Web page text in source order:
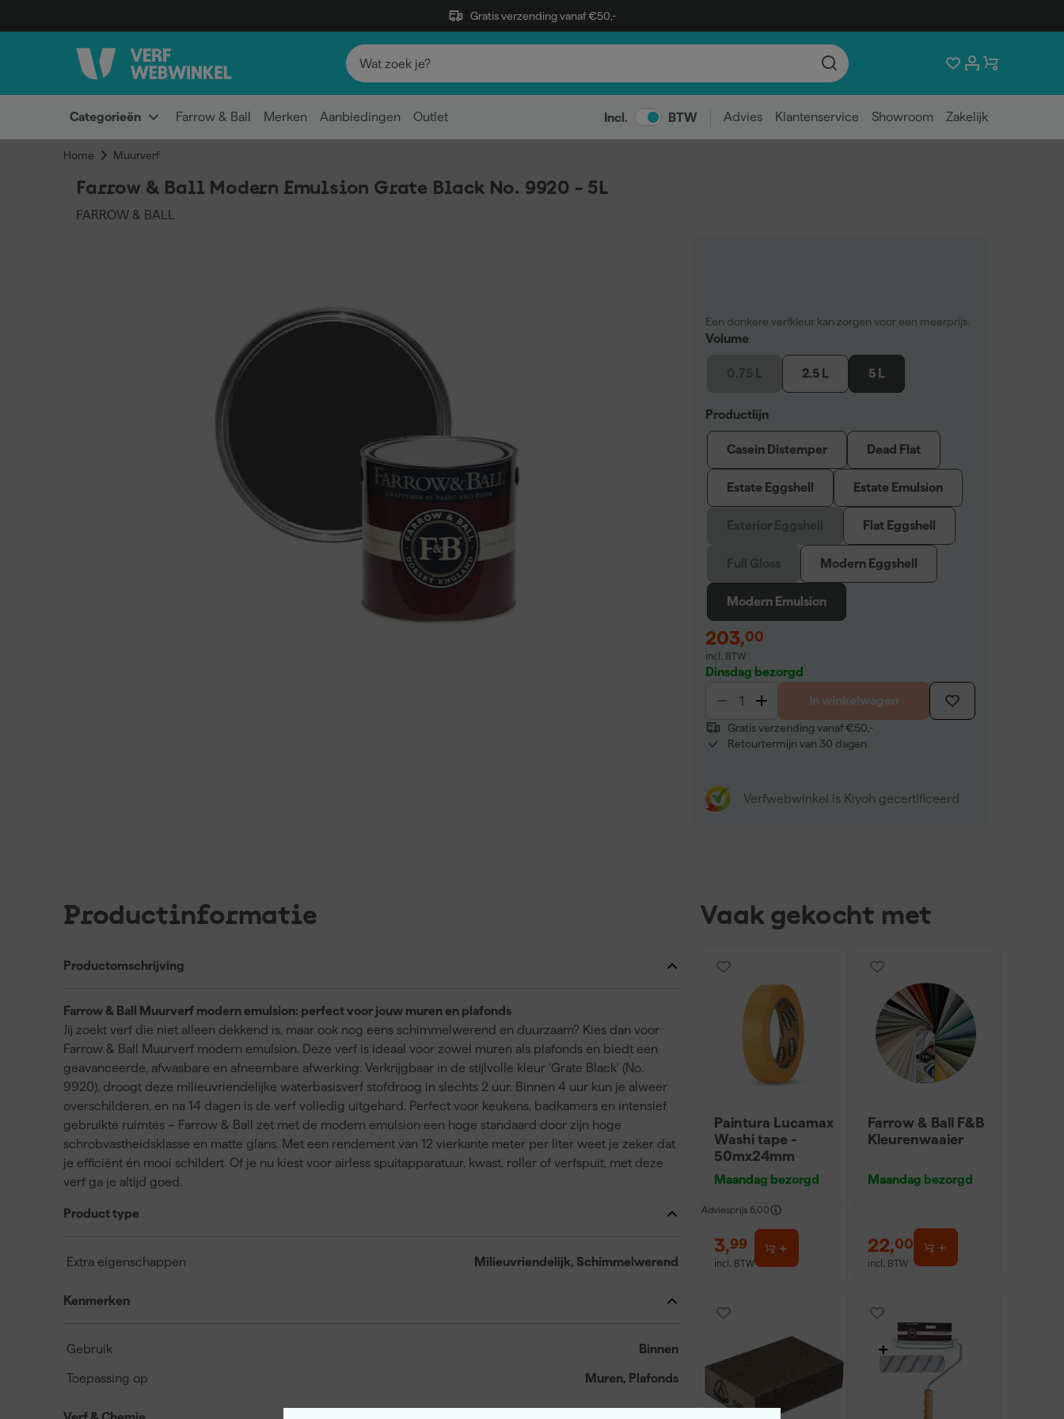
Gratis verzending vanaf €50,-
Categorieën Farrow & Ball Merken Aanbiedingen Outlet Incl. BTW Advies Klantenservice Showroom Zakelijk
Home Muurverf
Farrow & Ball Modern Emulsion Grate Black No. 9920 - 5L
FARROW & BALL
Een donkere verfkleur kan zorgen voor een meerprijs.
Volume
2.5 L 5 L
Productlijn
Casein Distemper Dead Flat
Estate Eggshell Estate Emulsion
Flat Eggshell
Modern Eggshell
Modern Emulsion
203,00
incl. BTW
Dinsdag bezorgd
In winkelwagen
Gratis verzending vanaf €50,-
Retourtermijn van 30 dagen
Verfwebwinkel is Kiyoh gecertificeerd
Productinformatie
Productomschrijving
Farrow & Ball Muurverf modern emulsion: perfect voor jouw muren en plafonds
Jij zoekt verf die niet alleen dekkend is, maar ook nog eens schimmelwerend en duurzaam? Kies dan voor
Farrow & Ball Muurverf modern emulsion. Deze verf is ideaal voor zowel muren als plafonds en biedt een
geavanceerde, afwasbare en afneembare afwerking. Verkrijgbaar in de stijlvolle kleur 'Grate Black' (No.
9920), droogt deze milieuvriendelijke waterbasisverf stofdroog in slechts 2 uur. Binnen 4 uur kun je alweer
overschilderen, en na 14 dagen is de verf volledig uitgehard. Perfect voor keukens, badkamers en intensief
gebruikte ruimtes – Farrow & Ball zet met de modern emulsion een hoge standaard door zijn hoge
schrobvastheidsklasse en matte glans. Met een rendement van 12 vierkante meter per liter weet je zeker dat
je efficiënt én mooi schildert. Of je nu kiest voor airless spuitapparatuur, kwast, roller of verfspuit, met deze
verf ga je altijd goed.
Product type
Extra eigenschappen Milieuvriendelijk, Schimmelwerend
Kenmerken
Gebruik Binnen
Toepassing op Muren, Plafonds
Vaak gekocht met
Paintura Lucamax
Washi tape -
50mx24mm
Maandag bezorgd
Adviesprijs 6,00
3,99
incl. BTW
Farrow & Ball F&B
Kleurenwaaier
Maandag bezorgd
22,00
incl. BTW